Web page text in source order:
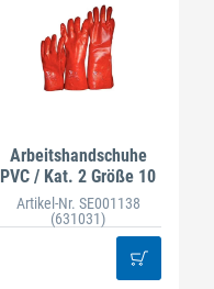
Arbeitshandschuhe
PVC / Kat. 2 Größe 10
Artikel-Nr. SE001138
(631031)